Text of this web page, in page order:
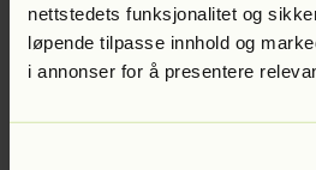
nettstedets funksjonalitet og
løpende tilpasse innhold og
i annonser for å presentere